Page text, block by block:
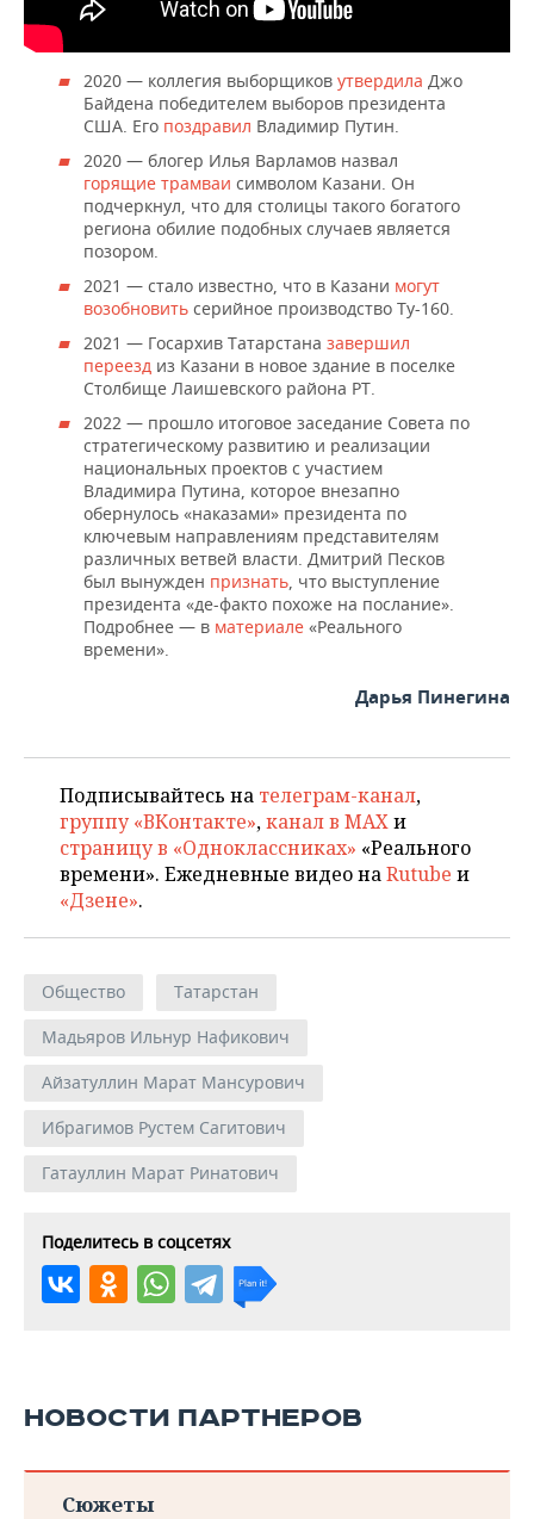
2020 — коллегия выборщиков утвердила Джо
Байдена победителем выборов президента
США. Его поздравил Владимир Путин.
2020 — блогер Илья Варламов назвал
горящие трамваи символом Казани. Он
подчеркнул, что для столицы такого богатого
региона обилие подобных случаев является
позором.
2021 — стало известно, что в Казани могут
возобновить серийное производство Ту-160.
2021 — Госархив Татарстана завершил
переезд из Казани в новое здание в поселке
Столбище Лаишевского района РТ.
2022 — прошло итоговое заседание Совета по
стратегическому развитию и реализации
национальных проектов с участием
Владимира Путина, которое внезапно
обернулось «наказами» президента по
ключевым направлениям представителям
различных ветвей власти. Дмитрий Песков
был вынужден признать , что выступление
президента «де-факто похоже на послание».
Подробнее — в материале «Реального
времени».
Дарья Пинегина
Подписывайтесь на телеграм-канал,
группу «ВКонтакте»,канал в MAXи
страницу в «Одноклассниках» «Реального
времени». Ежедневные видео наRutube и
«Дзене».
Общество
Татарстан
Мадьяров Ильнур Нафикович
Айзатуллин Марат Мансурович
Ибрагимов Рустем Сагитович
Гатауллин Марат Ринатович
Поделитесь в соцсетях
НОВОСТИ ПАРТНЕРОВ
Сюжеты